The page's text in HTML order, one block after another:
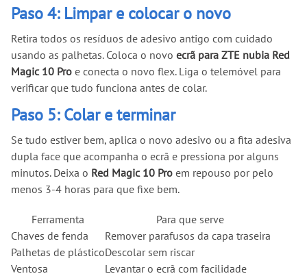
Paso 4: Limpar e colocar o novo
Retira todos os resíduos de adesivo antigo com cuidado
usando as palhetas. Coloca o novo ecrã para ZTE nubia Red
Magic 10 Pro e conecta o novo flex. Liga o telemóvel para
verificar que tudo funciona antes de colar.
Paso 5: Colar e terminar
Se tudo estiver bem, aplica o novo adesivo ou a fita adesiva
dupla face que acompanha o ecrã e pressiona por alguns
minutos. Deixa o Red Magic 10 Pro em repouso por pelo
menos 3-4 horas para que fixe bem.
Ferramenta
Para que serve
Chaves de fenda
Remover parafusos da capa traseira
Palhetas de plásticoDescolar sem riscar
Ventosa
Levantar o ecrã com facilidade